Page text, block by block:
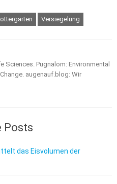
Versiegelung
Sciences. Pugnalom: Environmental
augenauf.blog: Wir
Posts
das Eisvolumen der